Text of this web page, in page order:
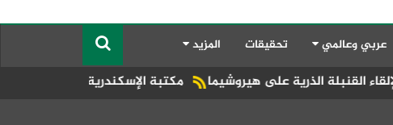
عربي وعالمي تحقيقات المزيد
مكتبة الإسكندرية تفتتح الدورة الثالثة والعشرين